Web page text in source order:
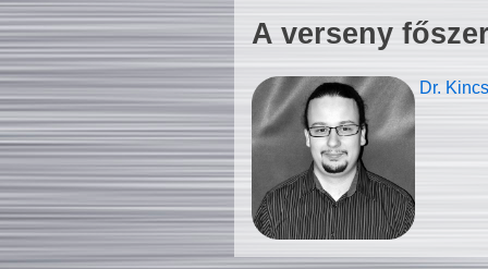
A verseny
Dr.